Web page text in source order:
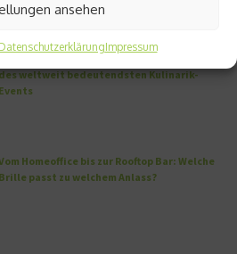
ansehen
Impressum
des weltweit bedeutendsten Kulinarik-
Events
Homeoffice bis zur Rooftop Bar: Welche
Brille passt zu welchem Anlass?